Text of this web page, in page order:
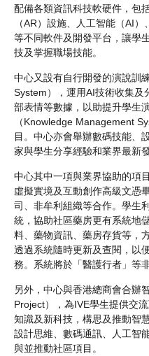
配備各類資訊科技軟硬件，包
（AR）設施、人工智能（AI
等不同軟件及開發平台，讓學
技及掌握職場技能。
中心又設有自行開發的演說訓
System），運用AI技術收集及
部表情等數據，以助提升學生
（Knowledge Management
目。中心亦會舉辦數碼技能、
家與學生分享經驗和業界最新發
中心其中一項與業界協助的項
虛擬實境及互動創作高級文憑
司、非牟利組織等合作。學生
統，協助社區藥房更有系統地
料、藥物資訊、藥房存貨等，
透過系統隨時更新及查閱，以
務。系統將於「醫護行者」等
另外，中心與香港總商會合辦
Project），為IVE學生提供交
知識及新科技，構思及推動智
設計思維、數碼通訊、人工智
與並推動社區項目。